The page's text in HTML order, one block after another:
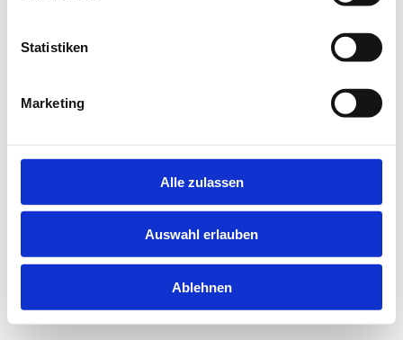
Statistiken
Marketing
Alle zulassen
Auswahl erlauben
Ablehnen